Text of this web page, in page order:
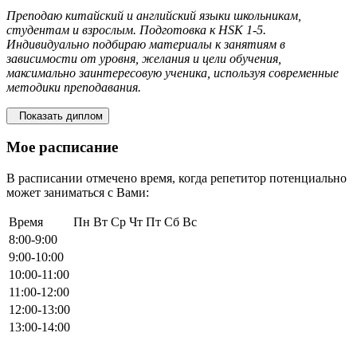
Преподаю китайский и английский языки школьникам,
студентам и взрослым. Подготовка к HSK 1-5.
Индивидуально подбираю материалы к занятиям в
зависимости от уровня, желания и цели обучения,
максимально заинтересовую ученика, иcпользуя современные
методики преподавания.
Показать диплом
Мое расписание
В расписании отмечено время, когда репетитор потенциально
может заниматься с Вами:
Время Пн Вт Ср Чт Пт Сб Вс
8:00-9:00
9:00-10:00
10:00-11:00
11:00-12:00
12:00-13:00
13:00-14:00